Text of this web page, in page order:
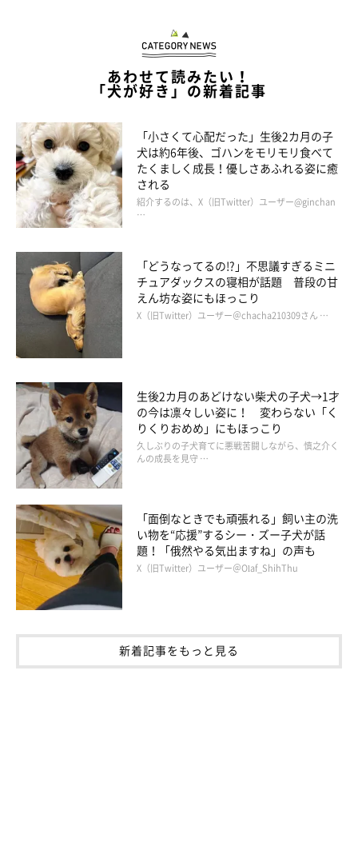
2匹を保護した方がりんごとかきを会社に連れてきたのが
初めての出会い。そら部長との対面時は、2匹とも
「シャアッ！」。
いぬのきもちweb
マルモ：
1カ月弱、今ではそらと２匹で追いかけっこ大会だそう。
そらはちゃんと手加減して遊んでいるんだって。
見直しちゃうなぁ、マシューには無理だろうなぁ。
あわせて読みたい！
「犬が好き」の新着記事
「小さくて心配だった」生後2カ月の子
犬は約6年後、ゴハンをモリモリ食べて
たくましく成長！優しさあふれる姿に癒
される
紹介するのは、X（旧Twitter）ユーザー@ginchan
…
「どうなってるの!?」不思議すぎるミニ
チュアダックスの寝相が話題 普段の甘
えん坊な姿にもほっこり
X（旧Twitter）ユーザー＠chacha210309さん …
生後2カ月のあどけない柴犬の子犬→1才
の今は凛々しい姿に！ 変わらない「く
りくりおめめ」にもほっこり
久しぶりの子犬育てに悪戦苦闘しながら、慎之介く
んの成長を見守 …
「面倒なときでも頑張れる」飼い主の洗
い物を“応援”するシー・ズー子犬が話
題！「俄然やる気出ますね」の声も
X（旧Twitter）ユーザー＠Olaf_ShihThu
新着記事をもっと見る